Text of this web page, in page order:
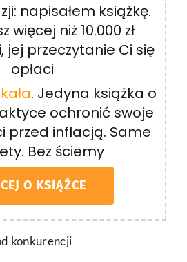
napisałem książkę.
więcej niż 10.000 zł
jej przeczytanie Ci się
opłaci
. Jedyna książka o
ochronić swoje
przed inflacją. Same
Bez ściemy
O KSIĄŻCE
konkurencji